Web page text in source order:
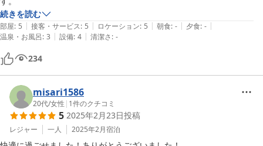
小さなスペースに建てた3階建ての宿泊施設が故に、ご不便をおか
けする部分もあったかとは思いますが、1階の車庫から3階フロアの
景色まで、メヌホットの造りを楽しんでご活用くださったご様子が
伺え、大変嬉しく思います。
周囲の環境もご不便はございませんでしたようで、安心いたしまし
た。
また沖縄に、、、ではなく、メヌホットにお帰りくださいます日を
楽しみに、スタッフ一同心よりお待ちしております。
この度は、ご宿泊くださり、また嬉しい口コミのご投稿をいただき
まして、誠にありがとうございました。
続きを読む
部屋: 5 | 接客・サービス: 5 | ロケーション: 5 | 朝食: - | 夕食: - |
温泉・お風呂: 3 | 設備: 4 | 清潔さ: -
234
misari1586
20代/女性 | 1件のクチコミ
5 2025年2月23日投稿
レジャー 一人 2025年2月宿泊